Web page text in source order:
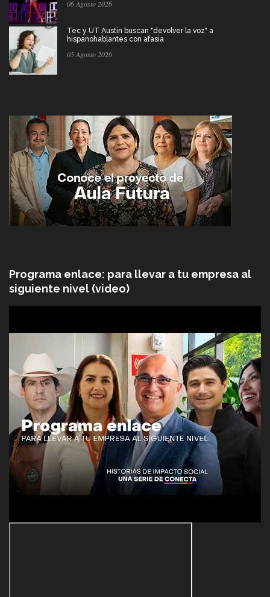
06 Agosto 2026
Tec y UT Austin buscan "devolver la voz" a
hispanohablantes con afasia
05 Agosto 2026
Programa enlace: para llevar a tu empresa al
siguiente nivel (video)